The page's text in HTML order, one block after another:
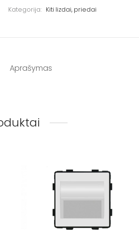
Kategorija: Kiti lizdai, priedai
Aprašymas